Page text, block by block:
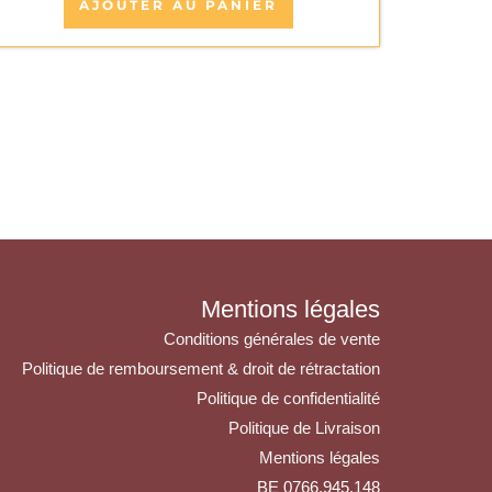
AJOUTER AU PANIER
Mentions légales
Conditions générales de vente
Politique de remboursement & droit de rétractation
Politique de confidentialité
Politique de Livraison
Mentions légales
BE 0766.945.148